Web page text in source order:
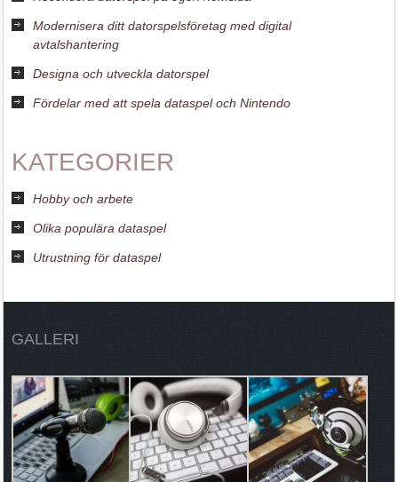
Modernisera ditt datorspelsföretag med digital
avtalshantering
Designa och utveckla datorspel
Fördelar med att spela dataspel och Nintendo
KATEGORIER
Hobby och arbete
Olika populära dataspel
Utrustning för dataspel
GALLERI